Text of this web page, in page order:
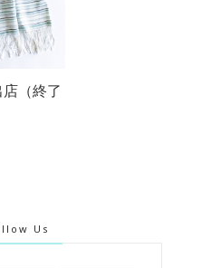
（終了
Us